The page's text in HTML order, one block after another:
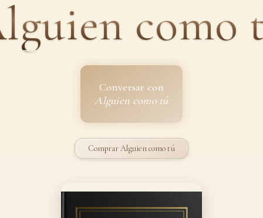
como
Conversar con
Alguien como tú
Comprar Alguien como tú